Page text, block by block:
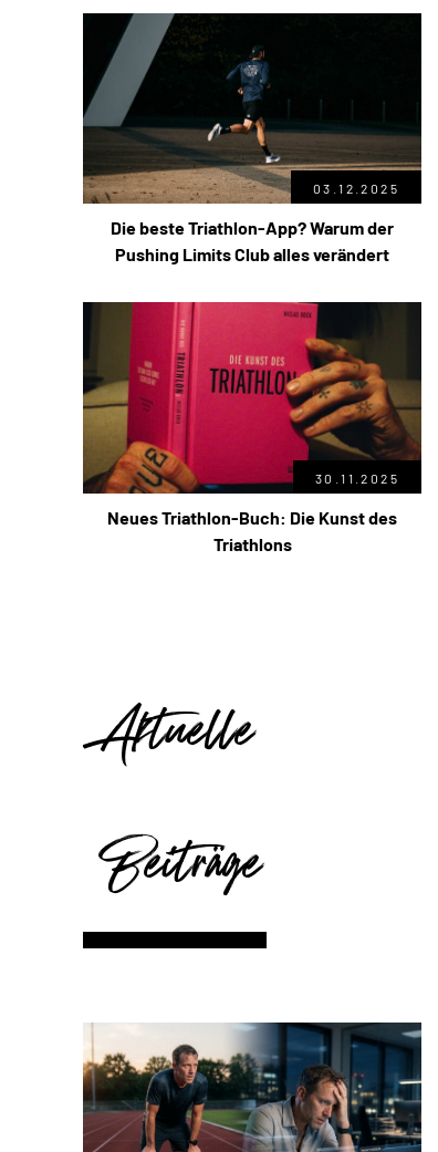
03.12.2025
Die beste Triathlon-App? Warum der
Pushing Limits Club alles verändert
30.11.2025
Neues Triathlon-Buch: Die Kunst des
Triathlons
Aktuelle
Beiträge